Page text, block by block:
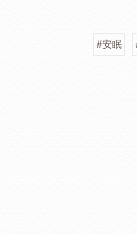
#安眠